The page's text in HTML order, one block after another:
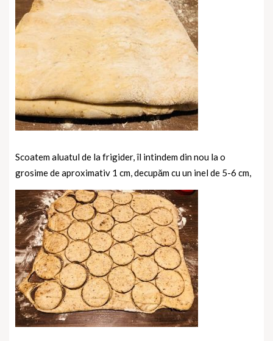
Scoatem aluatul de la frigider, îl intindem din nou la o
grosime de aproximativ 1 cm, decupăm cu un inel de 5-6 cm,